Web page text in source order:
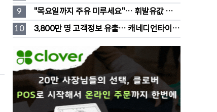
벌' 개최
9
"목요일까지 주유 미루세요"… 휘발유값 대폭
하락 예고
10
3,800만 명 고객정보 유출… 캐네디언타이어
대규모 집단소송 직면